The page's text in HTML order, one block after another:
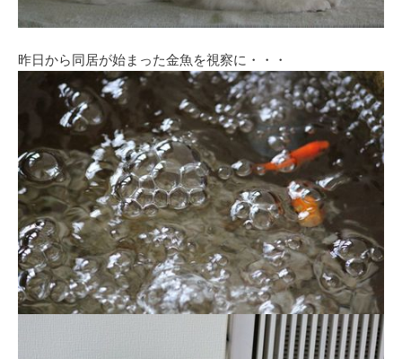
昨日から同居が始まった金魚を視察に・・・